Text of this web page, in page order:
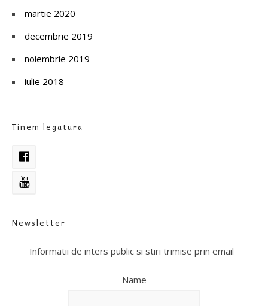
martie 2020
decembrie 2019
noiembrie 2019
iulie 2018
Tinem legatura
Newsletter
Informatii de inters public si stiri trimise prin email
Name